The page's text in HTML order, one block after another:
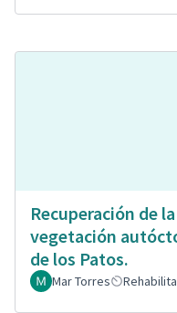
Recuperación de
vegetación
de los Patos.
Mar Torres